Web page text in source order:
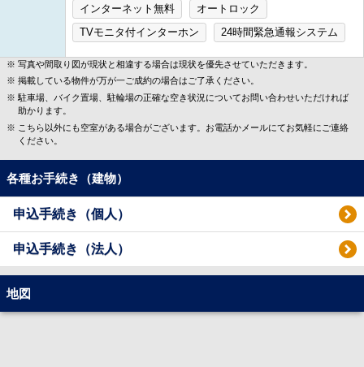
インターネット無料
オートロック
TVモニタ付インターホン
24時間緊急通報システム
写真や間取り図が現状と相違する場合は現状を優先させていただきます。
掲載している物件が万が一ご成約の場合はご了承ください。
駐車場、バイク置場、駐輪場の正確な空き状況についてお問い合わせいただければ
助かります。
こちら以外にも空室がある場合がございます。お電話かメールにてお気軽にご連絡
ください。
各種お手続き（建物）
申込手続き（個人）
申込手続き（法人）
地図